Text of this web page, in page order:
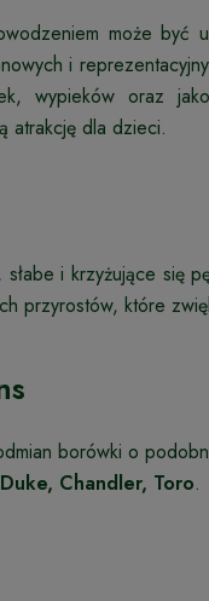
może być
i
wypieków oraz
atrakcję dla dzieci.
i krzyżujące się
przyrostów, które
borówki o
Chandler, Toro.